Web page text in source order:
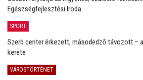
Egészségfejlesztési Iroda
SPORT
Szerb center érkezett, másodedző távozott –
kerete
VÁROSTÖRTÉNET